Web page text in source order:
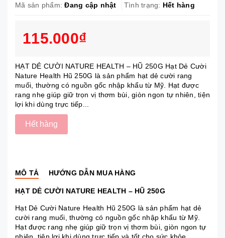
Mã sản phẩm: Đang cập nhật Tình trạng: Hết hàng
115.000₫
HẠT DẺ CƯỜI NATURE HEALTH – HŨ 250G Hạt Dẻ Cười
Nature Health Hũ 250G là sản phẩm hạt dẻ cười rang
muối, thường có nguồn gốc nhập khẩu từ Mỹ. Hạt được
rang nhẹ giúp giữ trọn vị thơm bùi, giòn ngon tự nhiên, tiện
lợi khi dùng trực tiếp...
Hết hàng
MÔ TẢ HƯỚNG DẪN MUA HÀNG
HẠT DẺ CƯỜI NATURE HEALTH – HŨ 250G
Hạt Dẻ Cười Nature Health Hũ 250G là sản phẩm hạt dẻ
cười rang muối, thường có nguồn gốc nhập khẩu từ Mỹ.
Hạt được rang nhẹ giúp giữ trọn vị thơm bùi, giòn ngon tự
nhiên, tiện lợi khi dùng trực tiếp và tốt cho sức khỏe.